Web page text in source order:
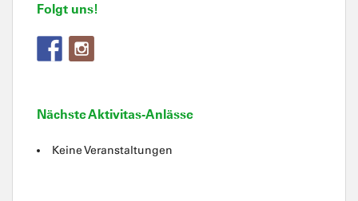
Folgt uns!
Nächste Aktivitas-Anlässe
Keine Veranstaltungen